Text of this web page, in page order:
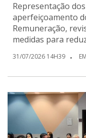
Representação
aperfeiçoamento
Remuneração,
medidas para
31/07/2026 14H39